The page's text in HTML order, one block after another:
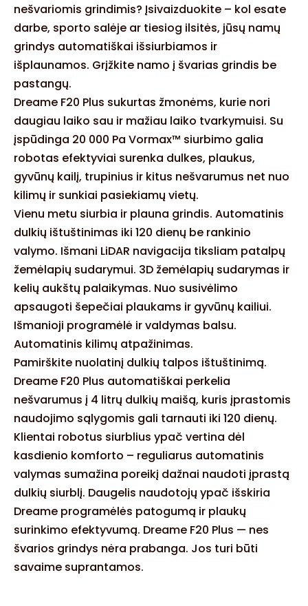
nešvariomis grindimis? Įsivaizduokite – kol esate
darbe, sporto salėje ar tiesiog ilsitės, jūsų namų
grindys automatiškai išsiurbiamos ir
išplaunamos. Grįžkite namo į švarias grindis be
pastangų.
Dreame F20 Plus sukurtas žmonėms, kurie nori
daugiau laiko sau ir mažiau laiko tvarkymuisi. Su
įspūdinga 20 000 Pa Vormax™ siurbimo galia
robotas efektyviai surenka dulkes, plaukus,
gyvūnų kailį, trupinius ir kitus nešvarumus net nuo
kilimų ir sunkiai pasiekiamų vietų.
Vienu metu siurbia ir plauna grindis. Automatinis
dulkių ištuštinimas iki 120 dienų be rankinio
valymo. Išmani LiDAR navigacija tiksliam patalpų
žemėlapių sudarymui. 3D žemėlapių sudarymas ir
kelių aukštų palaikymas. Nuo susivėlimo
apsaugoti šepečiai plaukams ir gyvūnų kailiui.
Išmanioji programėlė ir valdymas balsu.
Automatinis kilimų atpažinimas.
Pamirškite nuolatinį dulkių talpos ištuštinimą.
Dreame F20 Plus automatiškai perkelia
nešvarumus į 4 litrų dulkių maišą, kuris įprastomis
naudojimo sąlygomis gali tarnauti iki 120 dienų.
Klientai robotus siurblius ypač vertina dėl
kasdienio komforto – reguliarus automatinis
valymas sumažina poreikį dažnai naudoti įprastą
dulkių siurblį. Daugelis naudotojų ypač išskiria
Dreame programėlės patogumą ir plaukų
surinkimo efektyvumą. Dreame F20 Plus — nes
švarios grindys nėra prabanga. Jos turi būti
savaime suprantamos.